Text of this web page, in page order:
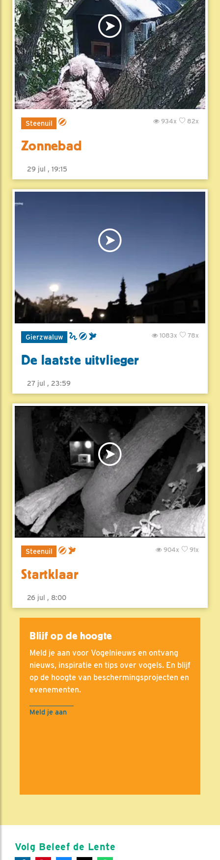
Steenuil 82x
934x
Zonnebad
29 jul , 19:15
Gierzwaluw 78x
1083x
De laatste uitvlieger
27 jul , 23:59
Steenuil 91x
904x
Startklaar
26 jul , 8:00
Blijf op de hoogte
Meld je aan voor Vogelnieuws en ontvang
nieuws, inspiratie en tips over vogels. En blijf
op de hoogte van beschermingsprojecten en
evenementen.
Meld je aan
Volg Beleef de Lente